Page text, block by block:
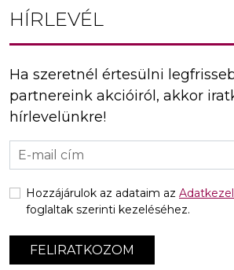
HÍRLEVÉL
Ha szeretnél értesülni
partnereink akcióiról, akkor
hírlevelünkre!
FELIRATKOZOM
Hozzájárulok az adataim az
foglaltak szerinti kezeléséhez.